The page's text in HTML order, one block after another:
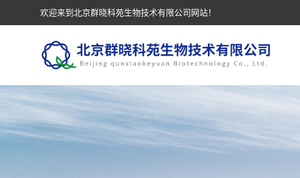
欢迎来到北京群晓科苑生物技术有限公司网站！